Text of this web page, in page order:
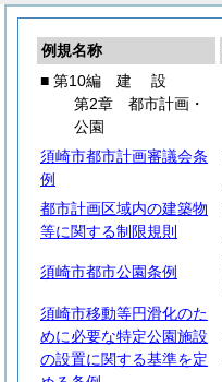
例規名称
■ 第10編 建 設
第2章 都市計画・
公園
須崎市都市計画審議会条
例
都市計画区域内の建築物
等に関する制限規則
須崎市都市公園条例
須崎市移動等円滑化のた
めに必要な特定公園施設
の設置に関する基準を定